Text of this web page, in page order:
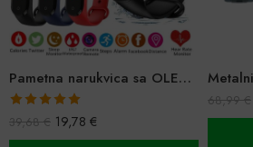
Pametna narukvica sa OLED zaslonom
Ocijenjeno
5.00 od 5
39,68€ 19,78 €
68,99€